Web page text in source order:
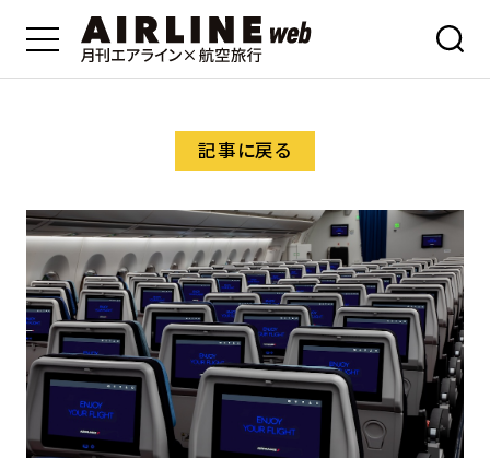
記事に戻る